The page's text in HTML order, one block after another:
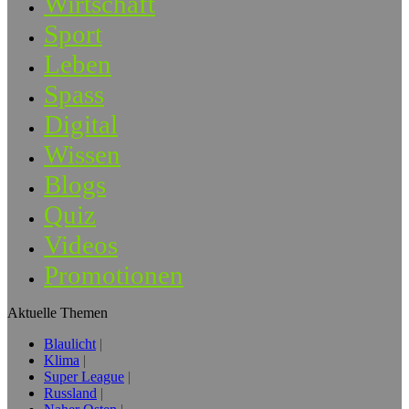
Sport
Leben
Spass
Digital
Wissen
Blogs
Quiz
Videos
Promotionen
Aktuelle Themen
Blaulicht
Klima
Super League
Russland